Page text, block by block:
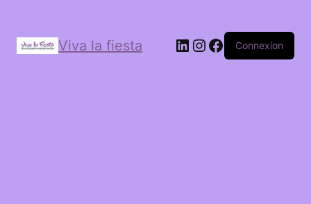
Viva la fiesta Connexion